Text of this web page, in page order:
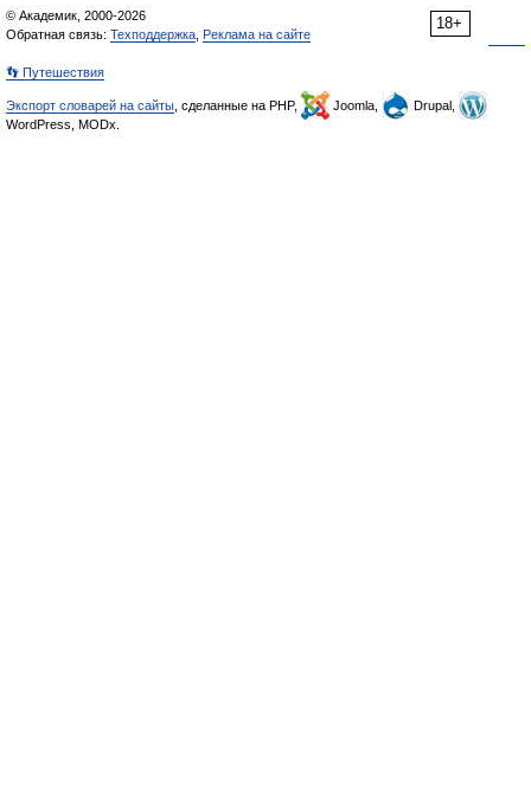
18+
© Академик, 2000-2026
Обратная связь: Техподдержка Реклама на сайте
👣 Путешествия
Экспорт словарей на сайты , сделанные на PHP, Joomla,
Drupal,
WordPress, MODx.